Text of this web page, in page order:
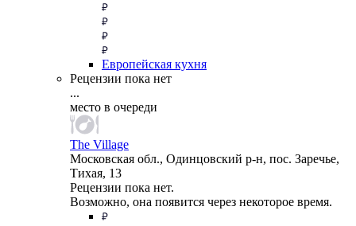
Европейская кухня
Рецензии пока нет
...
место в очереди
The Village
Московская обл., Одинцовский р-н, пос. Заречье,
Тихая, 13
Рецензии пока нет.
Возможно, она появится через некоторое время.